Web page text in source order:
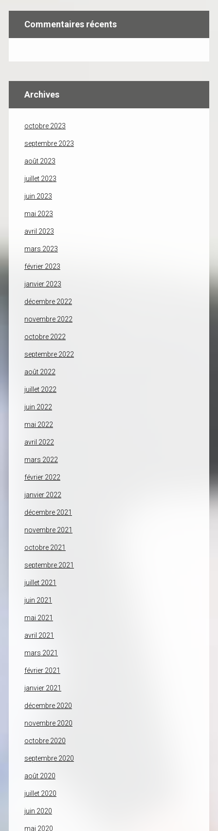
Commentaires récents
Archives
octobre 2023
septembre 2023
août 2023
juillet 2023
juin 2023
mai 2023
avril 2023
mars 2023
février 2023
janvier 2023
décembre 2022
novembre 2022
octobre 2022
septembre 2022
août 2022
juillet 2022
juin 2022
mai 2022
avril 2022
mars 2022
février 2022
janvier 2022
décembre 2021
novembre 2021
octobre 2021
septembre 2021
juillet 2021
juin 2021
mai 2021
avril 2021
mars 2021
février 2021
janvier 2021
décembre 2020
novembre 2020
octobre 2020
septembre 2020
août 2020
juillet 2020
juin 2020
mai 2020